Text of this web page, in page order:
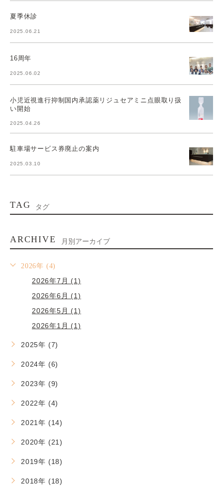
夏季休診
2025.06.21
16周年
2025.06.02
小児近視進行抑制国内承認薬リジュセアミニ点眼取り扱
い開始
2025.04.26
駐車場サービス券廃止の案内
2025.03.10
TAG タグ
ARCHIVE 月別アーカイブ
2026年 (4)
2026年7月 (1)
2026年6月 (1)
2026年5月 (1)
2026年1月 (1)
2025年 (7)
2024年 (6)
2023年 (9)
2022年 (4)
2021年 (14)
2020年 (21)
2019年 (18)
2018年 (18)